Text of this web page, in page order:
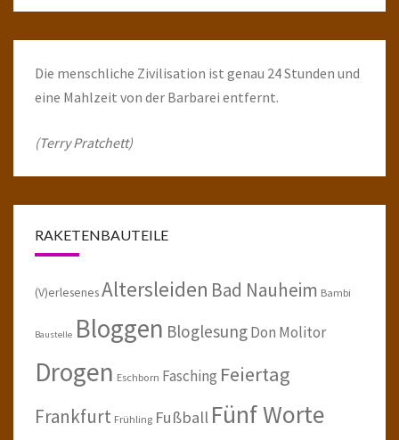
Die menschliche Zivilisation ist genau 24 Stunden und
eine Mahlzeit von der Barbarei entfernt.
(Terry Pratchett)
RAKETENBAUTEILE
(V)erlesenesAltersleiden Bad Nauheim Bambi
Baustelle Bloggen BloglesungDon Molitor
Drogen Eschborn Fasching Feiertag
Frankfurt Frühling Fußball Fünf Worte